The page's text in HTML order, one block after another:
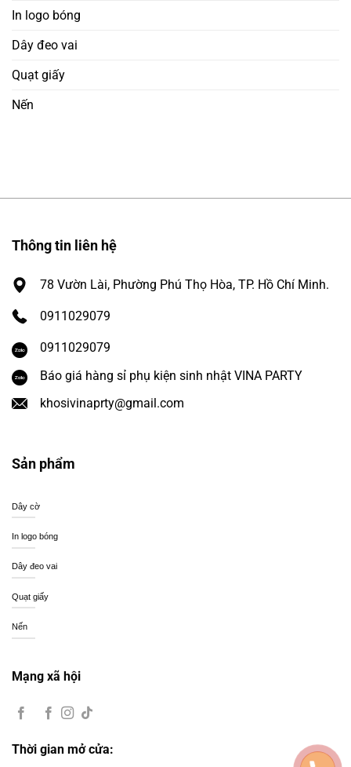
In logo bóng
Dây đeo vai
Quạt giấy
Nến
Thông tin liên hệ
78 Vườn Lài, Phường Phú Thọ Hòa, TP. Hồ Chí Minh.
0911029079
0911029079
Báo giá hàng sỉ phụ kiện sinh nhật VINA PARTY
khosivinaprty@gmail.com
Sản phẩm
Dây cờ
In logo bóng
Dây đeo vai
Quạt giấy
Nến
Mạng xã hội
Thời gian mở cửa: